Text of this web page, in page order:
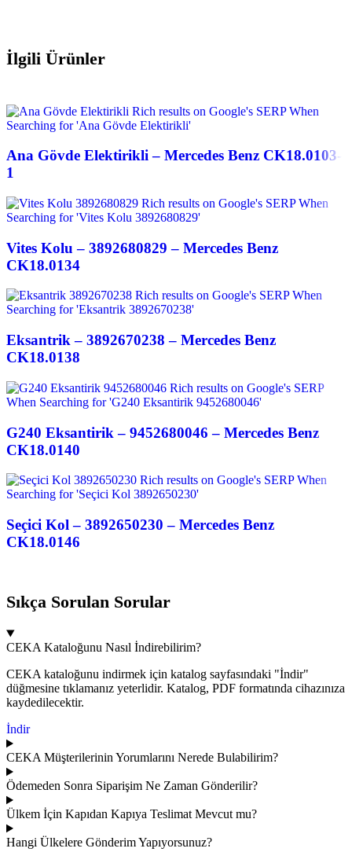
İlgili Ürünler
Ana Gövde Elektirikli – Mercedes Benz CK18.0103-
1
Vites Kolu – 3892680829 – Mercedes Benz
CK18.0134
Eksantrik – 3892670238 – Mercedes Benz
CK18.0138
G240 Eksantirik – 9452680046 – Mercedes Benz
CK18.0140
Seçici Kol – 3892650230 – Mercedes Benz
CK18.0146
Sıkça Sorulan Sorular
CEKA Kataloğunu Nasıl İndirebilirim?
CEKA kataloğunu indirmek için katalog sayfasındaki "İndir"
düğmesine tıklamanız yeterlidir. Katalog, PDF formatında cihazınıza
kaydedilecektir.
İndir
CEKA Müşterilerinin Yorumlarını Nerede Bulabilirim?
Ödemeden Sonra Siparişim Ne Zaman Gönderilir?
Ülkem İçin Kapıdan Kapıya Teslimat Mevcut mu?
Hangi Ülkelere Gönderim Yapıyorsunuz?